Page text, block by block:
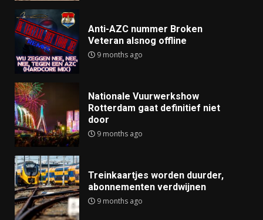
Anti-AZC nummer Broken
Veteran alsnog offline
9 months ago
Nationale Vuurwerkshow
Rotterdam gaat definitief niet
door
9 months ago
Treinkaartjes worden duurder,
abonnementen verdwijnen
9 months ago